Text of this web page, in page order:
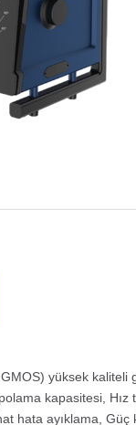
yüksek kaliteli
kapasitesi,
hata ayıklama, Güç